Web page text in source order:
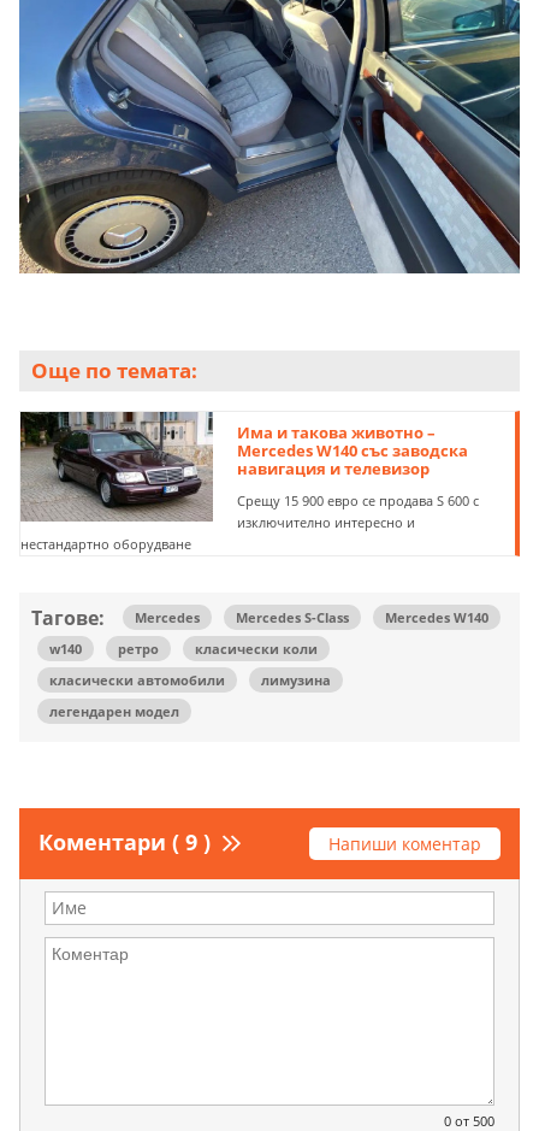
Още по темата:
Има и такова животно –
Mercedes W140 със заводска
навигация и телевизор
Срещу 15 900 евро се продава S 600 с
изключително интересно и
нестандартно оборудване
Тагове: Mercedes Mercedes S-Class
Mercedes W140
w140
ретро
класически коли
класически автомобили
лимузина
легендарен модел
Коментари ( 9 ) Напиши коментар
0 от 500